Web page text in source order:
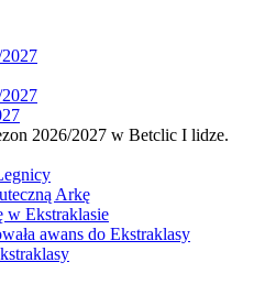
2026/2027 w Betclic I lidze.
Arkę
w Ekstraklasie
awans do Ekstraklasy